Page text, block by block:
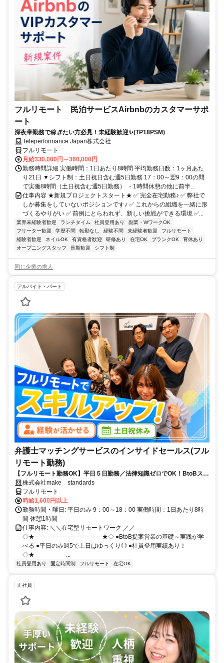
フルリモート 民泊サービスAirbnbのカスタマーサポ
ート
深夜帯勤務で稼ぎたい方必見！未経験歓迎✨(TP18PSM)
Teleperformance Japan株式会社
フルリモート
月給330,000円～360,000円
勤務時間詳細 実働時間：1日あたり8時間 平均勤務日数：1ヶ月あた
り21日 ▼シフト制：土日祝日含む週5日勤務 17：00～翌9：00の間
で実働8時間（土日祝含む週5日勤務） ・1時間休憩の他に前半...
仕事内容 ★新規プロジェクトスタート★ ✅ 完全在宅勤務♪ ✅ 弊社で
しか募集をしていないポジションです♪ ✅ これからの組織を一緒に形
づくるやりがい ✅ 前例にとらわれず、新しい挑戦ができる環境 ✅...
業界未経験者歓迎 ランチタイム 社員登用あり
副業・WワークOK
フリーター歓迎
学歴不問 転勤なし 経験不問 未経験者歓迎
フルリモート
経験者歓迎
ネイルOK 有資格者歓迎 研修あり 在宅OK ブランクOK
育休あり
オープニングスタッフ
長期歓迎 シフト制
同じ企業の求人
アルバイト・パート
弁護士マッチングサービスのインサイドセールス(フル
リモート勤務)
【フルリモート勤務OK】平日５日勤務／法律知識ゼロでOK！BtoBスキ
ルが身につく営業職
株式会社make standards
フルリモート
時給1,600円以上
勤務時間・曜日: 平日のみ 9：00～18：00 実働時間：1日あたり8時
間 休憩1時間
仕事内容: ＼＼在宅型リモートワーク ／／
◇★───────────────★◇ ●BtoB提案営業の基礎～実践が学
べる ●平日のみ週5で土日はゆっくり◎ ●社員登用実績あり！
◇★───────...
社員登用あり 固定時間制 フルリモート 在宅OK
正社員